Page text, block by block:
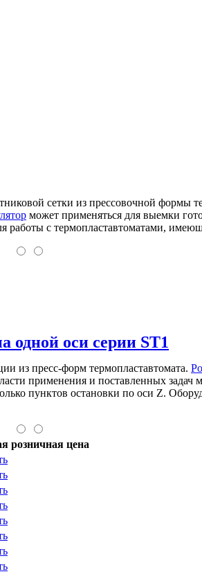
сетки из прессовочной формы
может применяться для выемки
работы с термопластавтоматами,
одной оси серии ST1
из пресс-форм термопластавтомата.
применения и поставленных задач
пунктов остановки по оси Z.
розничная цена